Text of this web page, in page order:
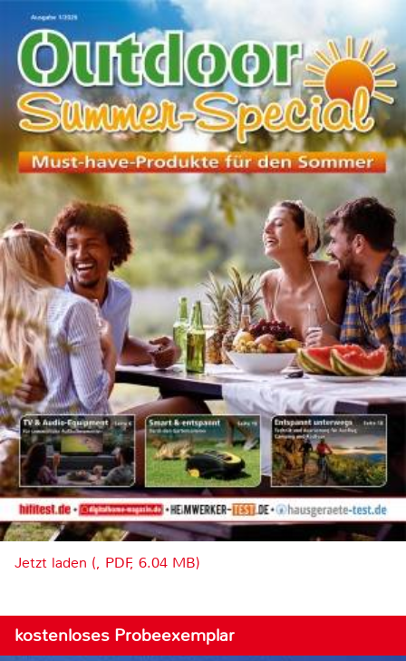
Jetzt laden (, PDF, 6.04 MB)
kostenloses Probeexemplar